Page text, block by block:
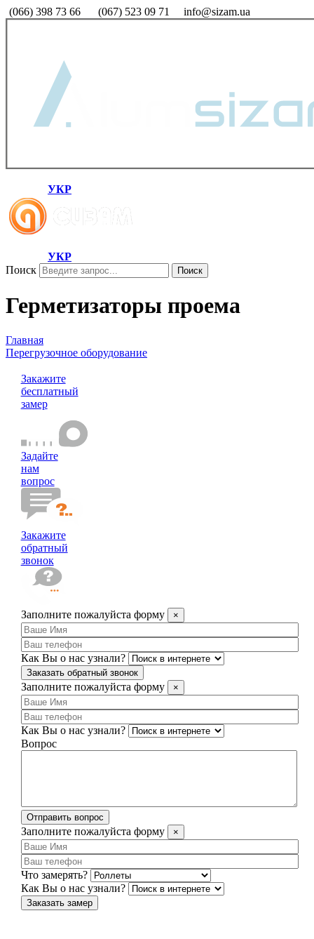
(066) 398 73 66 (067) 523 09 71 info@sizam.ua
УКР
УКР
Поиск
Поиск
Герметизаторы проема
Главная
Перегрузочное оборудование
Закажите
бесплатный
замер
Задайте
нам
вопрос
Закажите
обратный
звонок
Заполните пожалуйста форму ×
Как Вы о нас узнали?
Заказать обратный звонок
Заполните пожалуйста форму ×
Как Вы о нас узнали?
Вопрос
Отправить вопрос
Заполните пожалуйста форму ×
Что замерять?
Как Вы о нас узнали?
Заказать замер